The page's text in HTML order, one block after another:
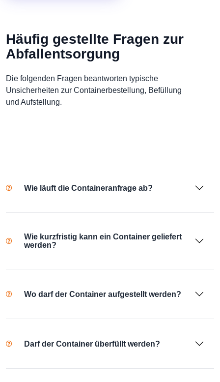
Häufig gestellte Fragen zur
Abfallentsorgung
Die folgenden Fragen beantworten typische
Unsicherheiten zur Containerbestellung, Befüllung
und Aufstellung.
Wie läuft die Containeranfrage ab?
Wie kurzfristig kann ein Container geliefert
werden?
Wo darf der Container aufgestellt werden?
Darf der Container überfüllt werden?